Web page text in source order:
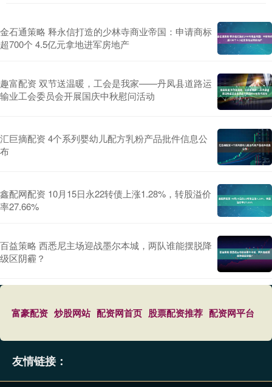
金石通策略 释永信打造的少林寺商业帝国：申请商标
超700个 4.5亿元拿地进军房地产
趣富配资 双节送温暖，工会是我家——丹凤县道路运
输业工会委员会开展国庆中秋慰问活动
汇巨摘配资 4个系列婴幼儿配方乳粉产品批件信息公
布
鑫配网配资 10月15日永22转债上涨1.28%，转股溢价
率27.66%
百益策略 西悉尼主场迎战墨尔本城，两队谁能摆脱降
级区阴霾？
富豪配资 炒股网站 配资网首页 股票配资推荐 配资网平台
友情链接：